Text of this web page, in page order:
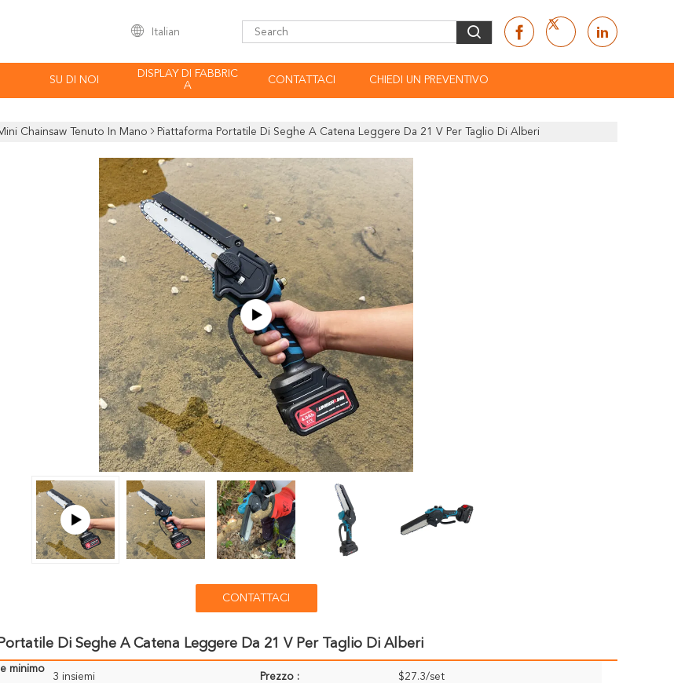
Italian
SU DI NOI
DISPLAY DI FABBRIC
A
CONTATTACI CHIEDI UN PREVENTIVO
Chainsaw Tenuto In Mano Piattaforma Portatile Di Seghe A Catena Leggere Da 21 V Per Taglio Di Alberi
CONTATTACI
Di Seghe A Catena Leggere Da 21 V Per Taglio Di Alberi
minimo
3 insiemi Prezzo : $27.3/set